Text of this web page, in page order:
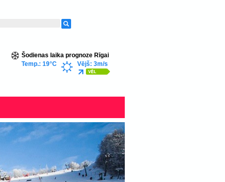
Šodienas laika prognoze Rīgai
Temp.: 19°C
Vējš: 3m/s